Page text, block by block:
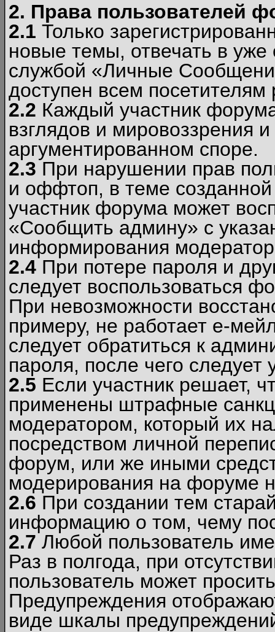
2. Права пользователей
2.1 Только
новые темы, отвечать в
службой «Личные
доступен всем посетителям
2.2 Каждый участник
взглядов и мировоззрения
аргументированном споре.
2.3 При нарушении прав
и оффтоп, в теме
участник форума может
«Сообщить админу» с
информирования
2.4 При потере пароля и
следует воспользоваться
При невозможности
примеру, не работает е-
следует обратиться к
пароля, после чего следует
2.5 Если участник решает,
применены штрафные
модератором, который их
посредством личной
форум, или же иными
модерирования на форуме
2.6 При создании тем
информацию о том, чему
2.7 Любой пользователь
Раз в полгода, при
пользователь может
Предупреждения
виде шкалы